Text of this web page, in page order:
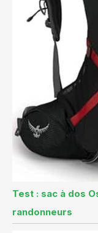
Test : sac à dos
randonneurs